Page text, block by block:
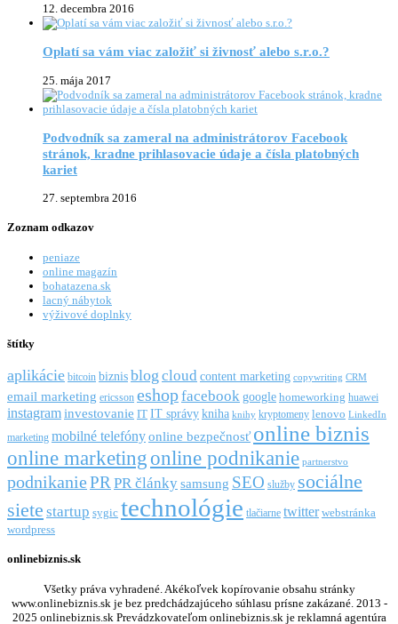
12. decembra 2016
Oplatí sa vám viac založiť si živnosť alebo s.r.o.?
25. mája 2017
Podvodník sa zameral na administrátorov Facebook
stránok, kradne prihlasovacie údaje a čísla platobných
kariet
27. septembra 2016
Zoznam odkazov
peniaze
online magazín
bohatazena.sk
lacný nábytok
výživové doplnky
štítky
aplikácie bitcoin biznisblog cloud content marketing copywriting CRM
email marketing ericsson eshopfacebookgoogle homeworking huawei
instagraminvestovanie IT IT správykniha knihy kryptomeny lenovo LinkedIn
marketing mobilné telefónyonline bezpečnosť online biznis
online marketingonline podnikanie partnerstvo
podnikaniePR PR článkysamsung SEO služby sociálne
siete startup sygic technológie tlačiarne twitter webstránka
wordpress
onlinebiznis.sk
Všetky práva vyhradené. Akékoľvek kopírovanie obsahu stránky
www.onlinebiznis.sk je bez predchádzajúceho súhlasu prísne zakázané. 2013 -
2025 onlinebiznis.sk Prevádzkovateľom onlinebiznis.sk je reklamná agentúra